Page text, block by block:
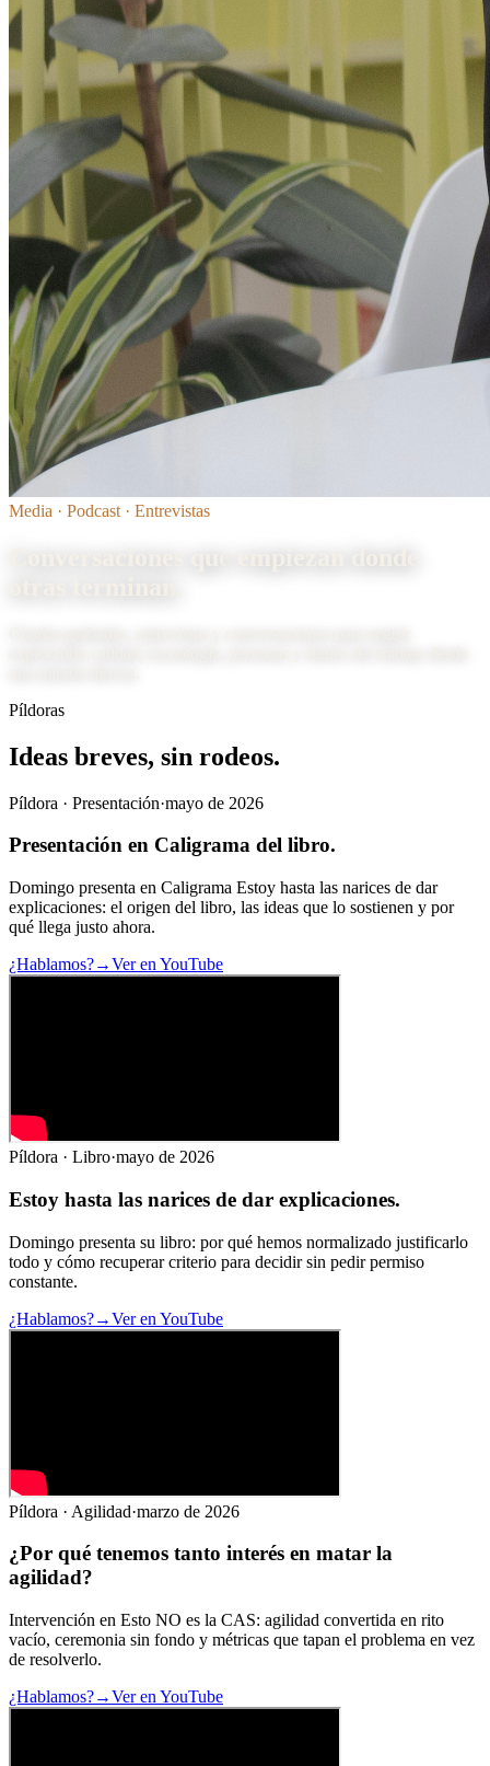
Media · Podcast · Entrevistas
Píldoras
Ideas breves, sin rodeos.
Píldora · Presentación·mayo de 2026
Presentación en Caligrama del libro.
Domingo presenta en Caligrama Estoy hasta las narices de dar
explicaciones: el origen del libro, las ideas que lo sostienen y por
qué llega justo ahora.
¿Hablamos?→Ver en YouTube
Píldora · Libro·mayo de 2026
Estoy hasta las narices de dar explicaciones.
Domingo presenta su libro: por qué hemos normalizado justificarlo
todo y cómo recuperar criterio para decidir sin pedir permiso
constante.
¿Hablamos?→Ver en YouTube
Píldora · Agilidad·marzo de 2026
¿Por qué tenemos tanto interés en matar la
agilidad?
Intervención en Esto NO es la CAS: agilidad convertida en rito
vacío, ceremonia sin fondo y métricas que tapan el problema en vez
de resolverlo.
¿Hablamos?→Ver en YouTube